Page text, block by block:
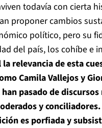
todavía con cierta
proponer cambios
político, pero su
del país, los cohíbe e
la relevancia de esta
Camila Vallejos y
pasado de
y
es porfiada y